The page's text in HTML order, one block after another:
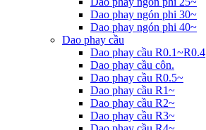
Dao phay ngón phi 30~
Dao phay ngón phi 40~
Dao phay cầu
Dao phay cầu R0.1~R0.4
Dao phay cầu côn.
Dao phay cầu R0.5~
Dao phay cầu R1~
Dao phay cầu R2~
Dao phay cầu R3~